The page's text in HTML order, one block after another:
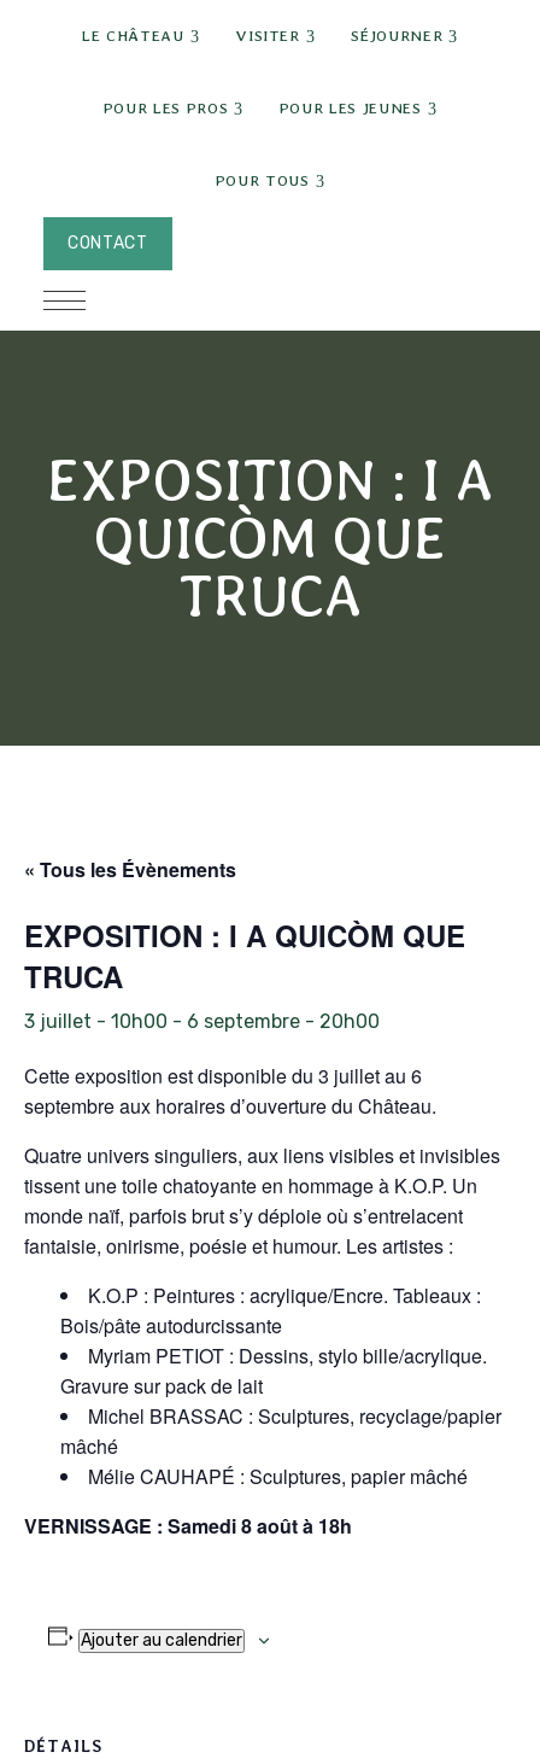
LE CHÂTEAU expand child menu
VISITER expand child menu
SÉJOURNER expand
POUR LES PROS expand child menu
POUR LES JEUNES expand
POUR TOUS expand child menu
CONTACT
EXPOSITION : I A
QUICÒM QUE
TRUCA
« Tous les Évènements
EXPOSITION : I A QUICÒM QUE
TRUCA
3 juillet - 10h00 - 6 septembre - 20h00
Cette exposition est disponible du 3 juillet au 6
septembre aux horaires d’ouverture du Château.
Quatre univers singuliers, aux liens visibles et invisibles
tissent une toile chatoyante en hommage à K.O.P. Un
monde naïf, parfois brut s’y déploie où s’entrelacent
fantaisie, onirisme, poésie et humour. Les artistes :
K.O.P : Peintures : acrylique/Encre. Tableaux :
Bois/pâte autodurcissante
Myriam PETIOT : Dessins, stylo bille/acrylique.
Gravure sur pack de lait
Michel BRASSAC : Sculptures, recyclage/papier
mâché
Mélie CAUHAPÉ : Sculptures, papier mâché
VERNISSAGE : Samedi 8 août à 18h
Ajouter au calendrier
DÉTAILS